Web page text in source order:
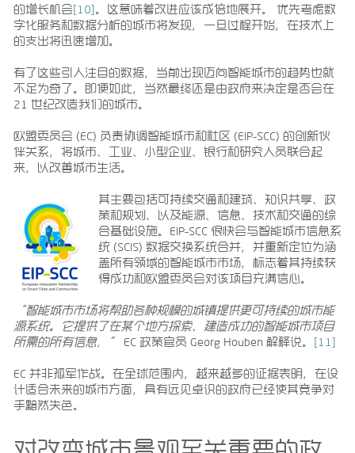
的增长机会[10] 。这意味着改进应该成倍地展开。 优先考虑数
字化服务和数据分析的城市将发现，一旦过程开始，在技术上
的支出将迅速增加。
有了这些引人注目的数据，当前出现迈向智能城市的趋势也就
不足为奇了。即便如此，当然最终还是由政府来决定是否会在
21 世纪改造我们的城市。
欧盟委员会 (EC) 负责协调智能城市和社区 (EIP-SCC) 的创新伙
伴关系，将城市、工业、小型企业、银行和研究人员联合起
来，以改善城市生活。
其主要包括可持续交通和建筑、知识共享、政
策和规划、以及能源、信息、技术和交通的综
合基础设施。EIP-SCC 很快会与智能城市信息系
统 (SCIS) 数据交换系统合并，并重新定位为涵
盖所有领域的智能城市市场，标志着其持续获
得成功和欧盟委员会对该项目充满信心。
“智能城市市场将帮助各种规模的城镇提供更可持续的城市能
源系统。它提供了在某个地方探索、建造成功的智能城市项目
所需的所有信息，”
EC 政策官员 Georg Houben 解释说。 [11]
EC 并非孤军作战。在全球范围内，越来越多的证据表明，在设
计适合未来的城市方面，具有远见卓识的政府已经使其竞争对
手黯然失色。